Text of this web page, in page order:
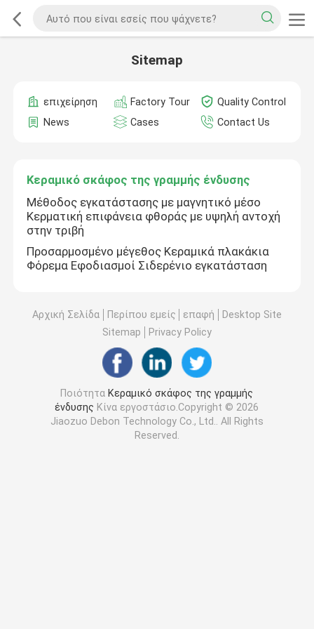
Sitemap
επιχείρηση Factory Tour
Quality Control
News
Cases Contact Us
Κεραμικό σκάφος της γραμμής ένδυσης
Μέθοδος εγκατάστασης με μαγνητικό μέσο
Κερματική επιφάνεια φθοράς με υψηλή αντοχή
στην τριβή
Προσαρμοσμένο μέγεθος Κεραμικά πλακάκια
Φόρεμα Εφοδιασμοί Σιδερένιο εγκατάσταση
Αρχική Σελίδα Περίπου εμείς επαφή
Desktop Site
Sitemap
Privacy Policy
ΠοιότηταΚεραμικό σκάφος της γραμμής
ένδυσης Κίνα εργοστάσιο.Copyright © 2026
Jiaozuo Debon Technology Co., Ltd.. All Rights
Reserved.